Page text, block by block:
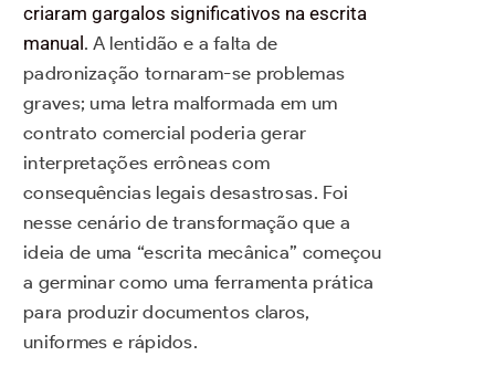
criaram gargalos significativos na escrita
manual. A lentidão e a falta de
padronização tornaram-se problemas
graves; uma letra malformada em um
contrato comercial poderia gerar
interpretações errôneas com
consequências legais desastrosas. Foi
nesse cenário de transformação que a
ideia de uma “escrita mecânica” começou
a germinar como uma ferramenta prática
para produzir documentos claros,
uniformes e rápidos.